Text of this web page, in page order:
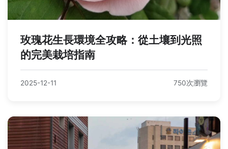
玫瑰花生長環境全攻略：從土壤到光照
的完美栽培指南
2025-12-11 750次瀏覽